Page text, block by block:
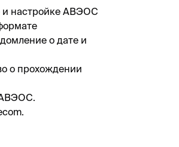
и настройке АВЭОС
о дате и
о прохождении